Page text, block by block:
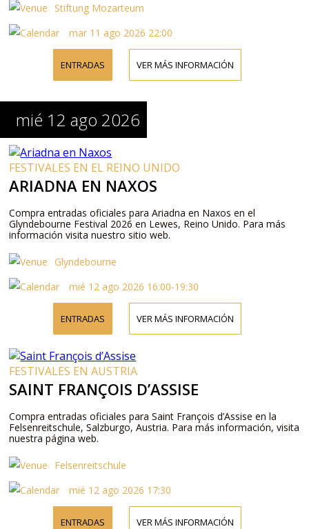
Stiftung Mozarteum
mar 11 ago 2026 22:00
ENTRADAS VER MÁS INFORMACIÓN
mié 12 ago 2026
FESTIVALES EN EL REINO UNIDO
ARIADNA EN NAXOS
Compra entradas oficiales para Ariadna en Naxos en el
Glyndebourne Festival 2026 en Lewes, Reino Unido. Para más
información visita nuestro sitio web.
Glyndebourne
mié 12 ago 2026 16:00-19:30
ENTRADAS VER MÁS INFORMACIÓN
FESTIVALES EN AUSTRIA
SAINT FRANÇOIS D’ASSISE
Compra entradas oficiales para Saint François d’Assise en la
Felsenreitschule, Salzburgo, Austria. Para más información, visita
nuestra página web.
Felsenreitschule
mié 12 ago 2026 17:30
ENTRADAS VER MÁS INFORMACIÓN